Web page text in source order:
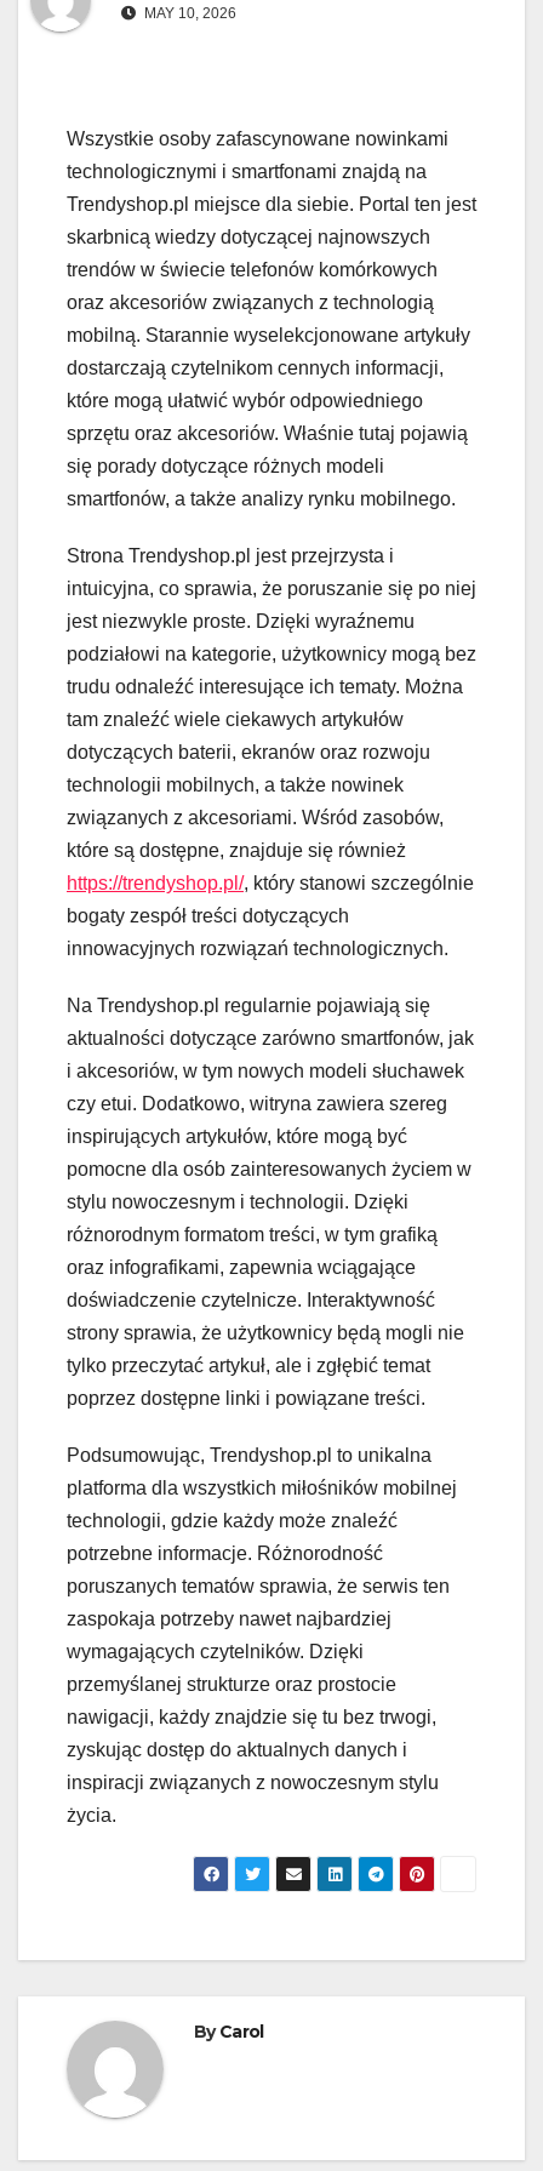
MAY 10, 2026
Wszystkie osoby zafascynowane nowinkami
technologicznymi i smartfonami znajdą na
Trendyshop.pl miejsce dla siebie. Portal ten jest
skarbnicą wiedzy dotyczącej najnowszych
trendów w świecie telefonów komórkowych
oraz akcesoriów związanych z technologią
mobilną. Starannie wyselekcjonowane artykuły
dostarczają czytelnikom cennych informacji,
które mogą ułatwić wybór odpowiedniego
sprzętu oraz akcesoriów. Właśnie tutaj pojawią
się porady dotyczące różnych modeli
smartfonów, a także analizy rynku mobilnego.
Strona Trendyshop.pl jest przejrzysta i
intuicyjna, co sprawia, że poruszanie się po niej
jest niezwykle proste. Dzięki wyraźnemu
podziałowi na kategorie, użytkownicy mogą bez
trudu odnaleźć interesujące ich tematy. Można
tam znaleźć wiele ciekawych artykułów
dotyczących baterii, ekranów oraz rozwoju
technologii mobilnych, a także nowinek
związanych z akcesoriami. Wśród zasobów,
które są dostępne, znajduje się również
https://trendyshop.pl/, który stanowi szczególnie
bogaty zespół treści dotyczących
innowacyjnych rozwiązań technologicznych.
Na Trendyshop.pl regularnie pojawiają się
aktualności dotyczące zarówno smartfonów, jak
i akcesoriów, w tym nowych modeli słuchawek
czy etui. Dodatkowo, witryna zawiera szereg
inspirujących artykułów, które mogą być
pomocne dla osób zainteresowanych życiem w
stylu nowoczesnym i technologii. Dzięki
różnorodnym formatom treści, w tym grafiką
oraz infografikami, zapewnia wciągające
doświadczenie czytelnicze. Interaktywność
strony sprawia, że użytkownicy będą mogli nie
tylko przeczytać artykuł, ale i zgłębić temat
poprzez dostępne linki i powiązane treści.
Podsumowując, Trendyshop.pl to unikalna
platforma dla wszystkich miłośników mobilnej
technologii, gdzie każdy może znaleźć
potrzebne informacje. Różnorodność
poruszanych tematów sprawia, że serwis ten
zaspokaja potrzeby nawet najbardziej
wymagających czytelników. Dzięki
przemyślanej strukturze oraz prostocie
nawigacji, każdy znajdzie się tu bez trwogi,
zyskując dostęp do aktualnych danych i
inspiracji związanych z nowoczesnym stylu
życia.
ByCarol